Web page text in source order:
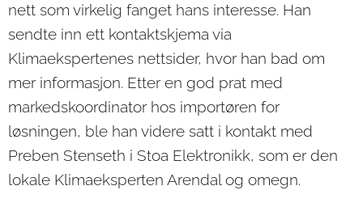
nett som virkelig fanget hans interesse. Han
sendte inn ett kontaktskjema via
Klimaekspertenes nettsider, hvor han bad om
mer informasjon. Etter en god prat med
markedskoordinator hos importøren for
løsningen, ble han videre satt i kontakt med
Preben Stenseth i Stoa Elektronikk, som er den
lokale Klimaeksperten Arendal og omegn.